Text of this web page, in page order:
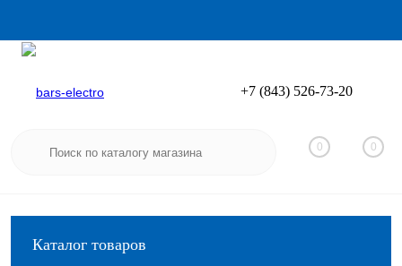
Вход
+7 (843) 526-73-20
0 0
Каталог товаров